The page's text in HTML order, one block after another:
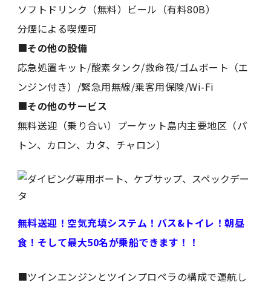
ソフトドリンク（無料）ビール（有料80B）
分煙による喫煙可
■その他の設備
応急処置キット/酸素タンク/救命筏/ゴムボート（エ
ンジン付き）/緊急用無線/乗客用保険/Wi-Fi
■その他のサービス
無料送迎（乗り合い）プーケット島内主要地区（パ
トン、カロン、カタ、チャロン）
無料送迎！ 空気充填システム！バス&トイレ！朝昼
食！そして最大50名が乗船できます！！
■ツインエンジンとツインプロペラの構成で運航し